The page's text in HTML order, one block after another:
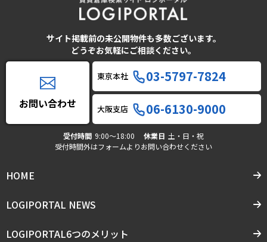
サイト掲載前の未公開物件も多数ございます。
どうぞお気軽にご相談ください。
お問い合わせ
東京本社 03-5797-7824
大阪支店 06-6130-9000
受付時間 9:00〜18:00 休業日 土・日・祝
受付時間外はフォームよりお問い合わせください
HOME
LOGIPORTAL NEWS
LOGIPORTAL6つのメリット